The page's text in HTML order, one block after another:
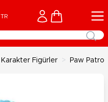
TR Cart
Karakter Figürler > Paw